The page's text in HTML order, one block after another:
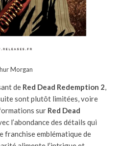
Morgan
de Red Dead Redemption 2,
sont plutôt limitées, voire
sur Red Dead
l’abondance des détails qui
franchise emblématique de